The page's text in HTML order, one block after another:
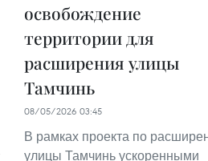
освобождение
территории для
расширения улицы
Тамчинь
08/05/2026 03:45
В рамках проекта по
улицы Тамчинь ускоренными